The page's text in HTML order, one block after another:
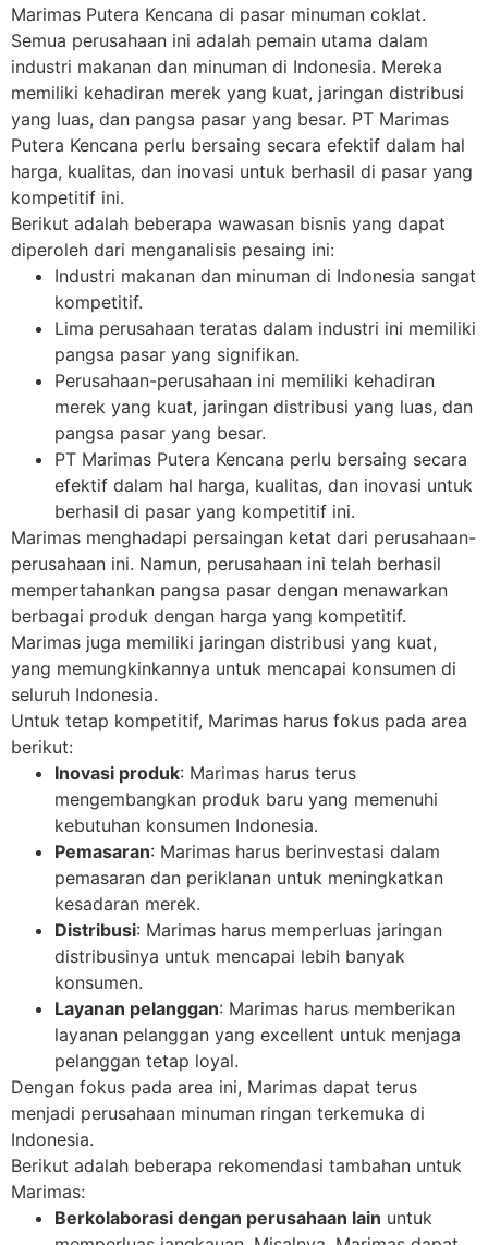
Marimas Putera Kencana di pasar minuman coklat.
Semua perusahaan ini adalah pemain utama dalam
industri makanan dan minuman di Indonesia. Mereka
memiliki kehadiran merek yang kuat, jaringan distribusi
yang luas, dan pangsa pasar yang besar. PT Marimas
Putera Kencana perlu bersaing secara efektif dalam hal
harga, kualitas, dan inovasi untuk berhasil di pasar yang
kompetitif ini.
Berikut adalah beberapa wawasan bisnis yang dapat
diperoleh dari menganalisis pesaing ini:
Industri makanan dan minuman di Indonesia sangat
kompetitif.
Lima perusahaan teratas dalam industri ini memiliki
pangsa pasar yang signifikan.
Perusahaan-perusahaan ini memiliki kehadiran
merek yang kuat, jaringan distribusi yang luas, dan
pangsa pasar yang besar.
PT Marimas Putera Kencana perlu bersaing secara
efektif dalam hal harga, kualitas, dan inovasi untuk
berhasil di pasar yang kompetitif ini.
Marimas menghadapi persaingan ketat dari perusahaan-
perusahaan ini. Namun, perusahaan ini telah berhasil
mempertahankan pangsa pasar dengan menawarkan
berbagai produk dengan harga yang kompetitif.
Marimas juga memiliki jaringan distribusi yang kuat,
yang memungkinkannya untuk mencapai konsumen di
seluruh Indonesia.
Untuk tetap kompetitif, Marimas harus fokus pada area
berikut:
Inovasi produk: Marimas harus terus
mengembangkan produk baru yang memenuhi
kebutuhan konsumen Indonesia.
Pemasaran: Marimas harus berinvestasi dalam
pemasaran dan periklanan untuk meningkatkan
kesadaran merek.
Distribusi: Marimas harus memperluas jaringan
distribusinya untuk mencapai lebih banyak
konsumen.
Layanan pelanggan: Marimas harus memberikan
layanan pelanggan yang excellent untuk menjaga
pelanggan tetap loyal.
Dengan fokus pada area ini, Marimas dapat terus
menjadi perusahaan minuman ringan terkemuka di
Indonesia.
Berikut adalah beberapa rekomendasi tambahan untuk
Marimas:
Berkolaborasi dengan perusahaan lain untuk